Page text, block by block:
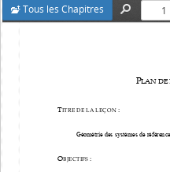
Tous les Chapitres
Find
PLAN DE
TITRE DE LA LEÇON :
Géométrie des systèmes de référence
OBJECTIFS :